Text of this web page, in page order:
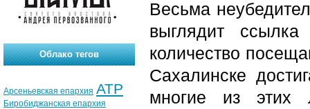
Весьма
выглядит
количество
Сахалинске
многие из этих
Облако тегов
Арсеньевская епархия АТР
Биробиджанская епархия